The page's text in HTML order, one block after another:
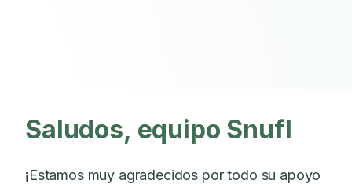
Saludos, equipo Snufl
¡Estamos muy agradecidos por todo su apoyo